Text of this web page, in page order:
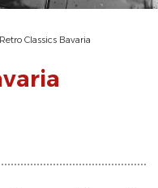
Retro Classics Bavaria